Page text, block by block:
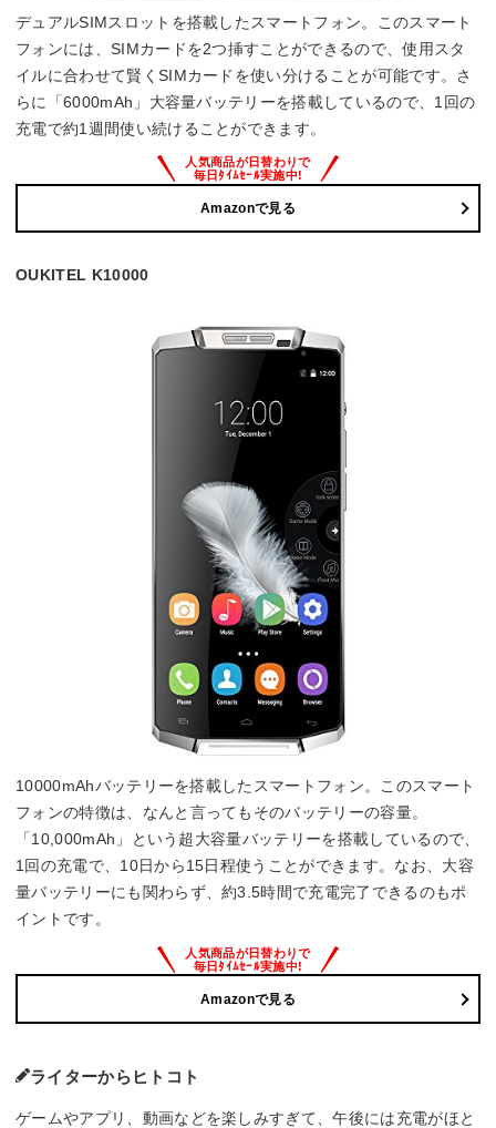
デュアルSIMスロットを搭載したスマートフォン。このスマート
フォンには、SIMカードを2つ挿すことができるので、使用スタ
イルに合わせて賢くSIMカードを使い分けることが可能です。さ
らに「6000mAh」大容量バッテリーを搭載しているので、1回の
充電で約1週間使い続けることができます。
Amazonで見る
OUKITEL K10000
10000mAhバッテリーを搭載したスマートフォン。このスマート
フォンの特徴は、なんと言ってもそのバッテリーの容量。
「10,000mAh」という超大容量バッテリーを搭載しているので、
1回の充電で、10日から15日程使うことができます。なお、大容
量バッテリーにも関わらず、約3.5時間で充電完了できるのもポ
イントです。
Amazonで見る
ライターからヒトコト
ゲームやアプリ、動画などを楽しみすぎて、午後には充電がほと